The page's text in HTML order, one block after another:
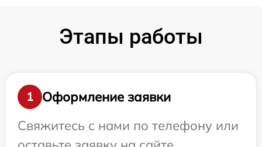
Этапы работы
1
Оформление заявки
Свяжитесь с нами по телефону или